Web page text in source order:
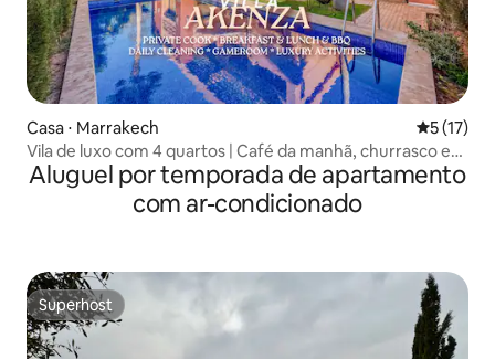
Casa ⋅ Marrakech 5 de uma
5 (17)
Vila de luxo com 4 quartos | Café da manhã, churrasco e
piscina privativa
Aluguel por temporada de apartamento
com ar-condicionado
Superhost
Superhost